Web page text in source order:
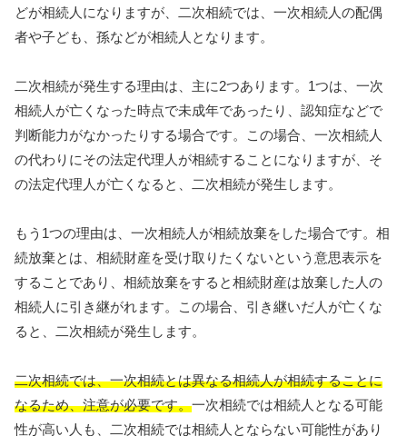
どが相続人になりますが、二次相続では、一次相続人の配偶
者や子ども、孫などが相続人となります。
二次相続が発生する理由は、主に2つあります。1つは、一次
相続人が亡くなった時点で未成年であったり、認知症などで
判断能力がなかったりする場合です。この場合、一次相続人
の代わりにその法定代理人が相続することになりますが、そ
の法定代理人が亡くなると、二次相続が発生します。
もう1つの理由は、一次相続人が相続放棄をした場合です。相
続放棄とは、相続財産を受け取りたくないという意思表示を
することであり、相続放棄をすると相続財産は放棄した人の
相続人に引き継がれます。この場合、引き継いだ人が亡くな
ると、二次相続が発生します。
二次相続では、一次相続とは異なる相続人が相続することに
なるため、注意が必要です。一次相続では相続人となる可能
性が高い人も、二次相続では相続人とならない可能性があり